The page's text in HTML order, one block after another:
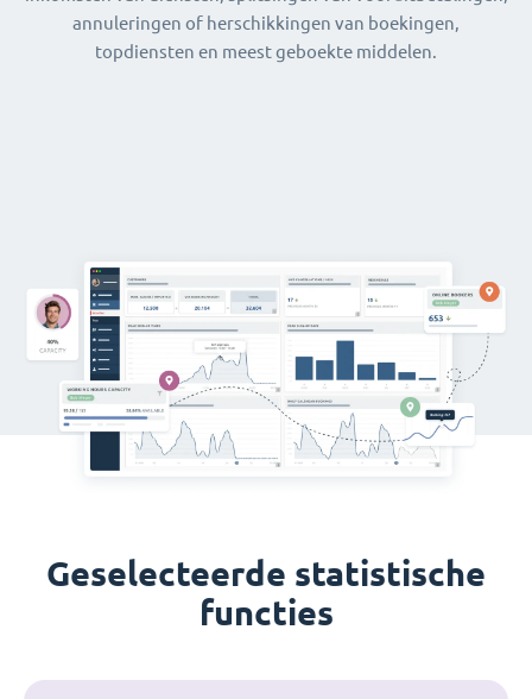
annuleringen of herschikkingen van boekingen,
topdiensten en meest geboekte middelen.
Geselecteerde statistische
functies